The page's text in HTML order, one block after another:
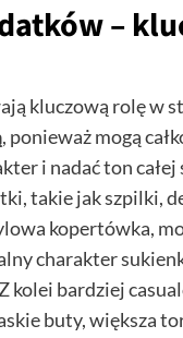
–
kluczową rolę w
, ponieważ mogą
i nadać ton
takie jak szpilki,
kopertówka,
charakter
kolei bardziej
buty, większa